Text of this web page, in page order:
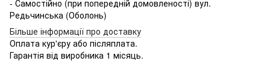
- Самостійно (при попередній домовленості) вул.
Редьчинська (Оболонь)
Більше інформації про доставку
Оплата кур'єру або післяплата.
Гарантія від виробника 1 місяць.